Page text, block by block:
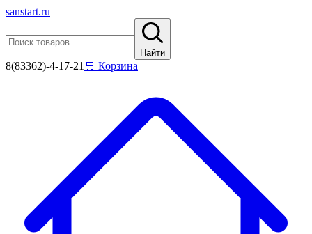
sanstart.ru
Найти
8(83362)-4-17-21 🛒 Корзина